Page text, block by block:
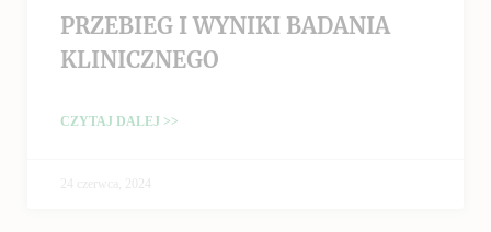
PRZEBIEG I WYNIKI BADANIA
KLINICZNEGO
CZYTAJ DALEJ >>
24 czerwca, 2024